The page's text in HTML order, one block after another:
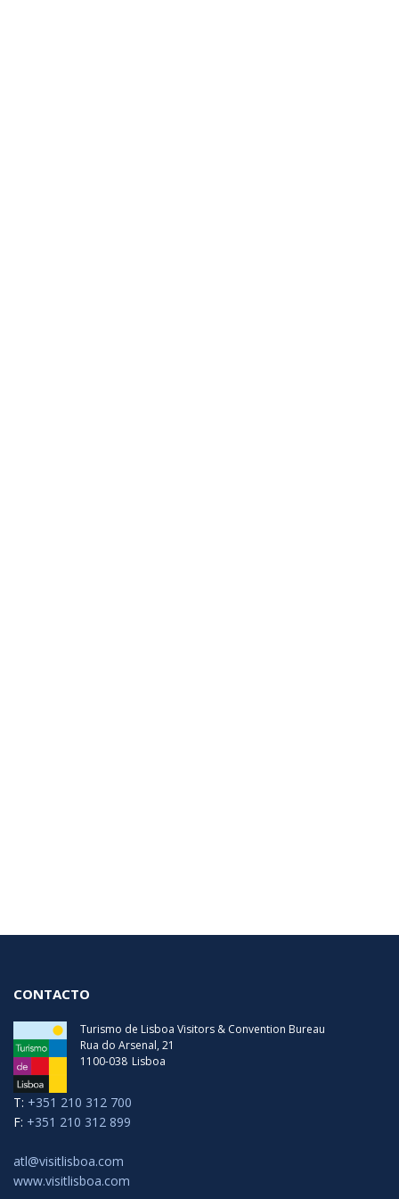
CONTACTO
Turismo de Lisboa Visitors & Convention Bureau
Rua do Arsenal, 21
1100-038 Lisboa
T: +351 210 312 700
F: +351 210 312 899
atl@visitlisboa.com
www.visitlisboa.com